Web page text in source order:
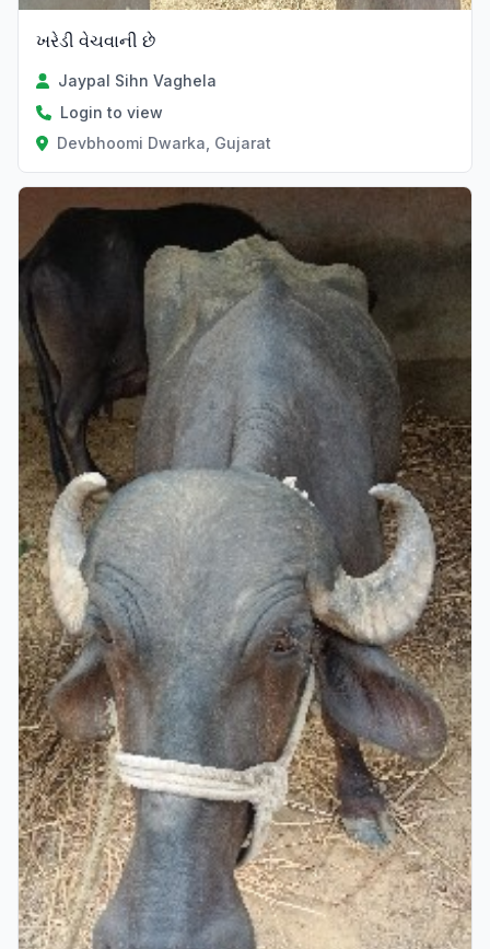
ખરેડી વેચવાની છે
Jaypal Sihn Vaghela
Login to view
Devbhoomi Dwarka, Gujarat